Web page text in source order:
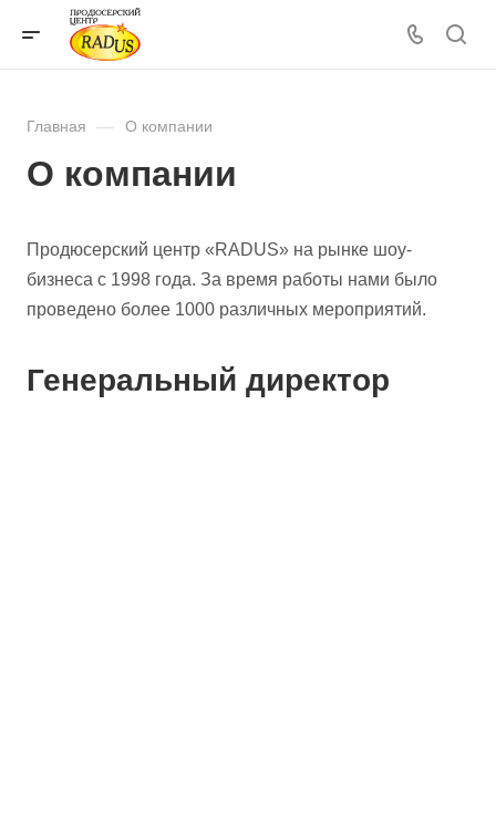
Главная — О компании
О компании
Продюсерский центр «RADUS» на рынке шоу-
бизнеса с 1998 года. За время работы нами было
проведено более 1000 различных мероприятий.
Генеральный директор